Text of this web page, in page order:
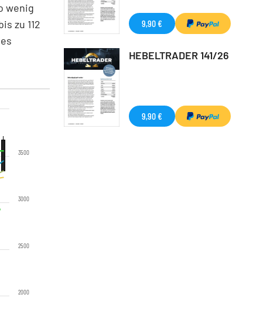
wenig
zu 112
2000
2500
3000
3500
9,90 €
HEBELTRADER 141/26
9,90 €